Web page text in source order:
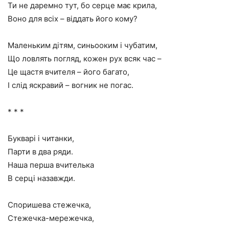
Ти не даремно тут, бо серце має крила,
Воно для всіх – віддать його кому?
Маленьким дітям, синьооким і чубатим,
Що ловлять погляд, кожен рух всяк час –
Це щастя вчителя – його багато,
І слід яскравий – вогник не погас.
* * *
Букварі і читанки,
Парти в два ряди.
Наша перша вчителька
В серці назавжди.
Споришева стежечка,
Стежечка-мережечка,